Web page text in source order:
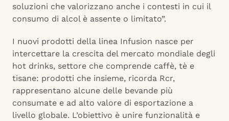
soluzioni che valorizzano anche i contesti in cui il
consumo di alcol è assente o limitato”.
I nuovi prodotti della linea Infusion nasce per
intercettare la crescita del mercato mondiale degli
hot drinks, settore che comprende caffè, tè e
tisane: prodotti che insieme, ricorda Rcr,
rappresentano alcune delle bevande più
consumate e ad alto valore di esportazione a
livello globale. L’obiettivo è unire funzionalità e